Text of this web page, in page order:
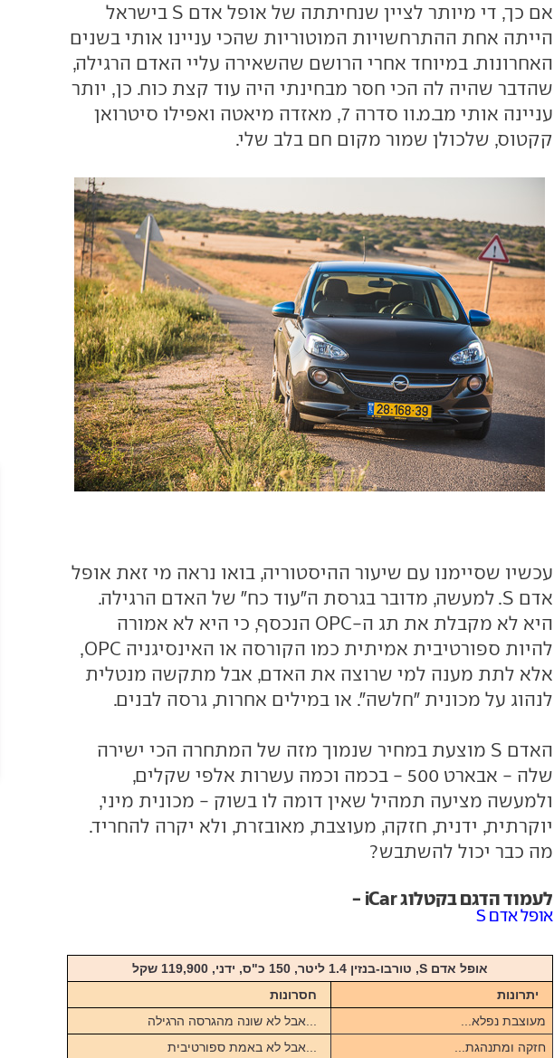
אם כך, די מיותר לציין שנחיתתה של אופל אדם S בישראל
הייתה אחת ההתרחשויות המוטוריות שהכי עניינו אותי בשנים
האחרונות. במיוחד אחרי הרושם שהשאירה עליי האדם הרגילה,
שהדבר שהיה לה הכי חסר מבחינתי היה עוד קצת כוח. כן, יותר
עניינה אותי מב.מ.וו סדרה 7, מאזדה מיאטה ואפילו סיטרואן
קקטוס, שלכולן שמור מקום חם בלב שלי.
עכשיו שסיימנו עם שיעור ההיסטוריה, בואו נראה מי זאת אופל
אדם S. למעשה, מדובר בגרסת ה"עוד כח" של האדם הרגילה.
היא לא מקבלת את תג ה-OPC הנכסף, כי היא לא אמורה
להיות ספורטיבית אמיתית כמו הקורסה או האינסיגניה OPC,
אלא לתת מענה למי שרוצה את האדם, אבל מתקשה מנטלית
לנהוג על מכונית "חלשה". או במילים אחרות, גרסה לבנים.
האדם S מוצעת במחיר שנמוך מזה של המתחרה הכי ישירה
שלה - אבארט 500 - בכמה וכמה עשרות אלפי שקלים,
ולמעשה מציעה תמהיל שאין דומה לו בשוק - מכונית מיני,
יוקרתית, ידנית, חזקה, מעוצבת, מאובזרת, ולא יקרה להחריד.
מה כבר יכול להשתבש?
לעמוד הדגם בקטלוג iCar -
אופל אדם S
אופל אדם S, טורבו-בנזין 1.4 ליטר, 150 כ"ס, ידני, 119,900 שקל
יתרונות
חסרונות
מעוצבת נפלא...
...אבל לא שונה מהגרסה הרגילה
חזקה ומתנהגת...
...אבל לא באמת ספורטיבית